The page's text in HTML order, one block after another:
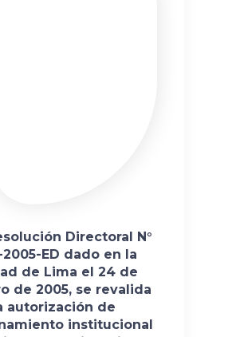
Directoral N°
ED dado en la
de Lima el 24 de
de 2005, se revalida
autorización de
institucional